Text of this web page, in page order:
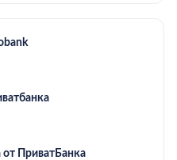
от ПриватБанка